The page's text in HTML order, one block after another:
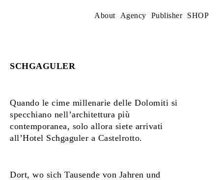
About Agency Publisher SHOP
SCHGAGULER
Quando le cime millenarie delle Dolomiti si
specchiano nell’architettura più
contemporanea, solo allora siete arrivati
all’Hotel Schgaguler a Castelrotto.
Dort, wo sich Tausende von Jahren und